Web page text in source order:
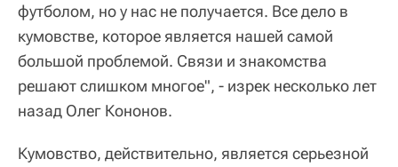
футболом, но у нас не получается. Все дело в
кумовстве, которое является нашей самой
большой проблемой. Связи и знакомства
решают слишком многое", - изрек несколько лет
назад Олег Кононов.
Кумовство, действительно, является серьезной